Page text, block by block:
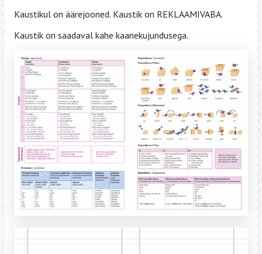
Kaustikul on äärejooned. Kaustik on REKLAAMIVABA.
Kaustik on saadaval kahe kaanekujundusega.